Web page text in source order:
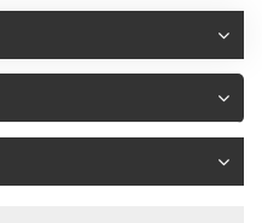
Deutsch
Русский
Español
Português